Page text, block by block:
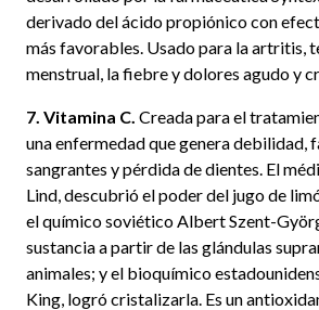
derivado del ácido propiónico con
más favorables. Usado para la artritis,
menstrual, la fiebre y dolores agudo y
7. Vitamina C. Creada para el
una enfermedad que genera debilidad,
sangrantes y pérdida de dientes. El
Lind, descubrió el poder del jugo de
el químico soviético Albert Szent-
sustancia a partir de las glándulas
animales; y el bioquímico
King, logró cristalizarla. Es un